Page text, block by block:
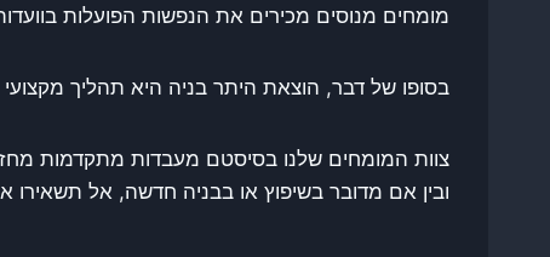
מומחים מנוסים מכירים את הנפשות הפועלות
בסופו של דבר, הוצאת היתר בניה היא תהליך
צוות המומחים שלנו בסיסטם מעבדות מתקדמות
ובין אם מדובר בשיפוץ או בבניה חדשה, אל תשאירו